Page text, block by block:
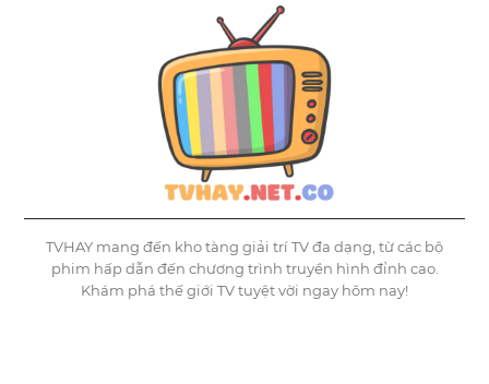
TVHAY mang đến kho tàng giải trí TV đa dạng, từ các bộ
phim hấp dẫn đến chương trình truyền hình đỉnh cao.
Khám phá thế giới TV tuyệt vời ngay hôm nay!